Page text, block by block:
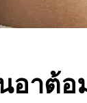
อาต้อ